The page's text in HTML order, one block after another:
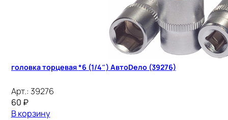
головка торцевая *6 (1/4″) АвтоDело (39276)
Арт.: 39276
60 ₽
В корзину